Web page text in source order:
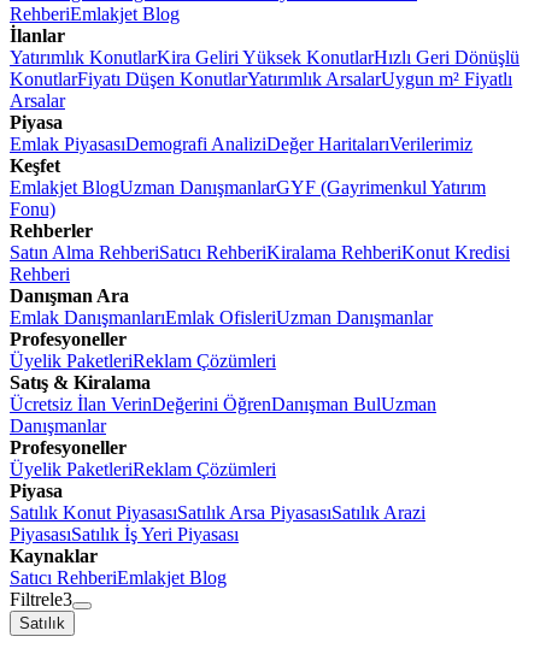
RehberiEmlakjet Blog
İlanlar
Yatırımlık KonutlarKira Geliri Yüksek KonutlarHızlı Geri Dönüşlü
KonutlarFiyatı Düşen KonutlarYatırımlık ArsalarUygun m² Fiyatlı
Arsalar
Piyasa
Emlak PiyasasıDemografi AnaliziDeğer HaritalarıVerilerimiz
Keşfet
Emlakjet BlogUzman DanışmanlarGYF (Gayrimenkul Yatırım
Fonu)
Rehberler
Satın Alma RehberiSatıcı RehberiKiralama RehberiKonut Kredisi
Rehberi
Danışman Ara
Emlak DanışmanlarıEmlak OfisleriUzman Danışmanlar
Profesyoneller
Üyelik PaketleriReklam Çözümleri
Satış & Kiralama
Ücretsiz İlan VerinDeğerini ÖğrenDanışman BulUzman
Danışmanlar
Profesyoneller
Üyelik PaketleriReklam Çözümleri
Piyasa
Satılık Konut PiyasasıSatılık Arsa PiyasasıSatılık Arazi
PiyasasıSatılık İş Yeri Piyasası
Kaynaklar
Satıcı RehberiEmlakjet Blog
Filtrele3
Satılık